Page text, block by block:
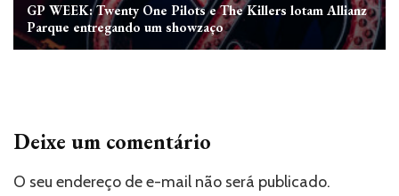
GP WEEK: Twenty One Pilots e The Killers lotam Allianz
Parque entregando um showzaço
Deixe um comentário
O seu endereço de e-mail não será publicado.